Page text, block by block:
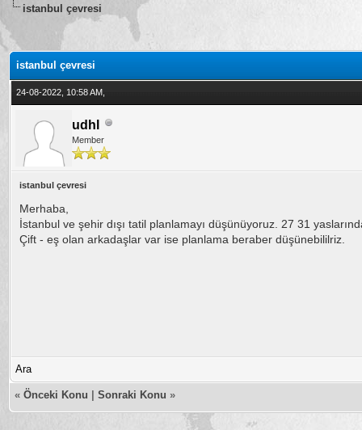
istanbul çevresi
0
istanbul çevresi
24-08-2022, 10:58 AM,
udhl
Member
istanbul çevresi
Merhaba,
İstanbul ve şehir dışı tatil planlamayı düşünüyoruz. 27 31
Çift - eş olan arkadaşlar var ise planlama beraber düşünebililriz.
Ara
« Önceki Konu Sonraki Konu »